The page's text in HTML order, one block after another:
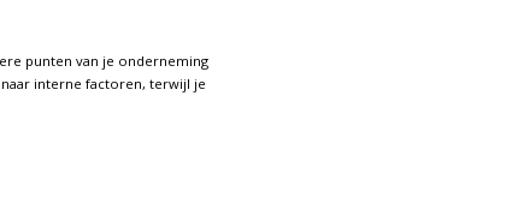
punten van je onderneming
interne factoren, terwijl je